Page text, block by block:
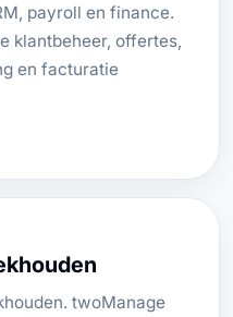
payroll en finance.
klantbeheer, offertes,
en facturatie
twoManage